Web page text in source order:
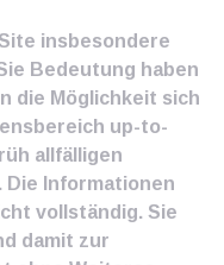
insbesondere
Bedeutung haben
die Möglichkeit sich
up-to-
allfälligen
Die Informationen
vollständig. Sie
damit zur